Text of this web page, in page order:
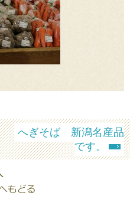
へぎそば 新潟名産品
です。